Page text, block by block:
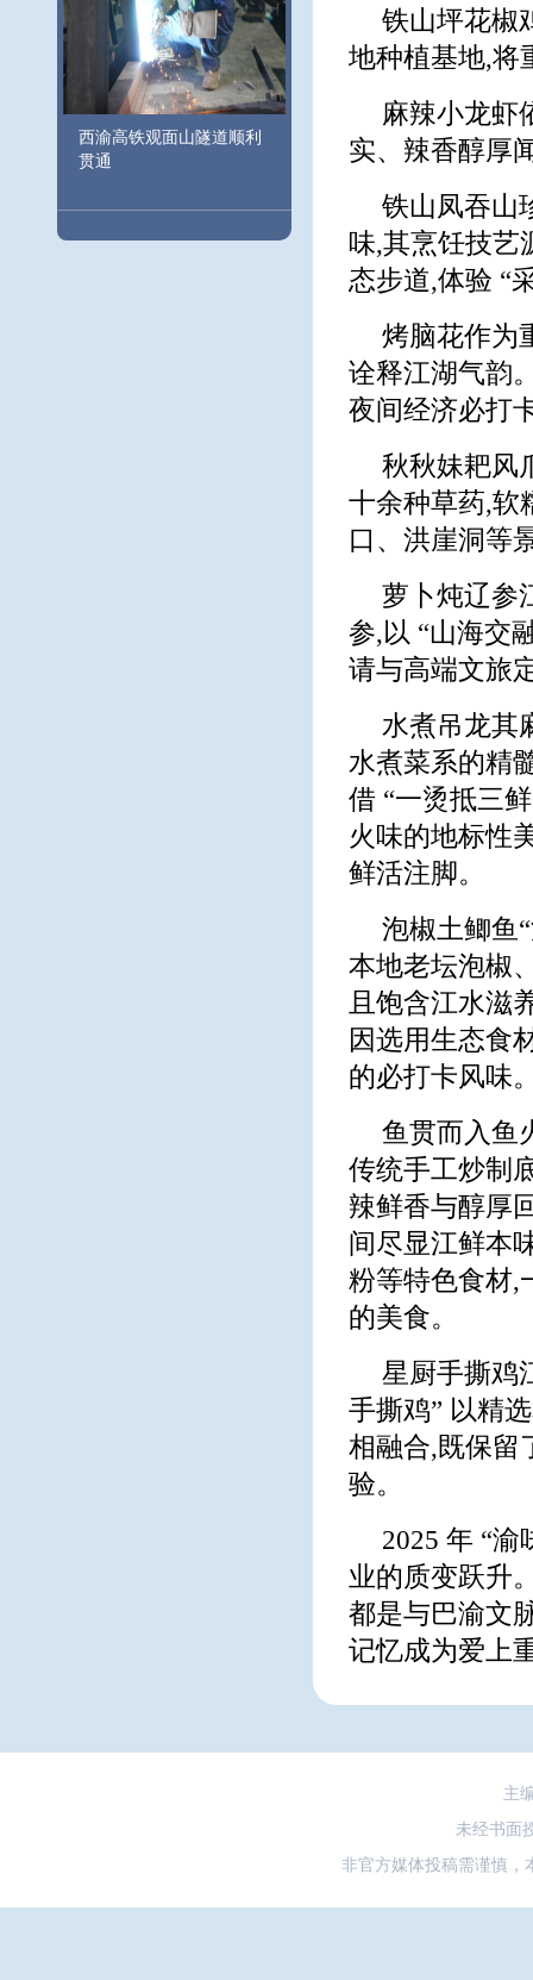
西渝高铁观面山隧道顺利
贯通
铁山坪花椒
地种植基地,将
麻辣小龙虾
实、辣香醇厚
铁山凤吞山
味,其烹饪技艺
态步道,体验 “
烤脑花作为
诠释江湖气韵
夜间经济必打
秋秋妹耙风
十余种草药,软
口、洪崖洞等
萝卜炖辽参
参,以 “山海交
请与高端文旅
水煮吊龙其
水煮菜系的精
借 “一烫抵三
火味的地标性
鲜活注脚。
泡椒土鲫鱼
本地老坛泡椒
且饱含江水滋
因选用生态食
的必打卡风味
鱼贯而入鱼
传统手工炒制
辣鲜香与醇厚
间尽显江鲜本
粉等特色食材,
的美食。
星厨手撕鸡
手撕鸡” 以精
相融合,既保留
验。
2025 年 “
业的质变跃升
都是与巴渝文
记忆成为爱上
主
未经书面
非官方媒体投稿需谨慎，